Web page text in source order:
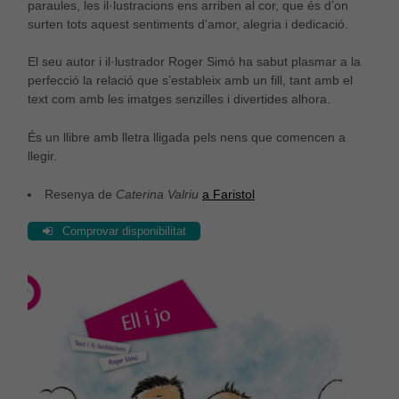
paraules, les il·lustracions ens arriben al cor, que és d’on
surten tots aquest sentiments d’amor, alegria i dedicació.
El seu autor i il·lustrador Roger Simó ha sabut plasmar a la
perfecció la relació que s’estableix amb un fill, tant amb el
text com amb les imatges senzilles i divertides alhora.
És un llibre amb lletra lligada pels nens que comencen a
llegir.
Resenya de Caterina Valriu a Faristol
Comprovar disponibilitat